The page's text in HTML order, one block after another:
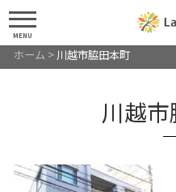
MENU
ホーム > 川越市脇田本町
川越